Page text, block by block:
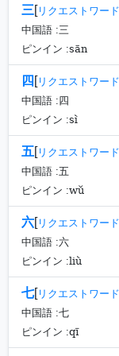
三[ リクエストワード
中国語 :三
ピンイン :sān
四 [ リクエストワード
中国語 : 四
ピンイン :sì
五[ リクエストワード
中国語 :五
ピンイン :wǔ
六[ リクエストワード
中国語 :六
ピンイン :liù
七[ リクエストワード
中国語 :七
ピンイン :qī